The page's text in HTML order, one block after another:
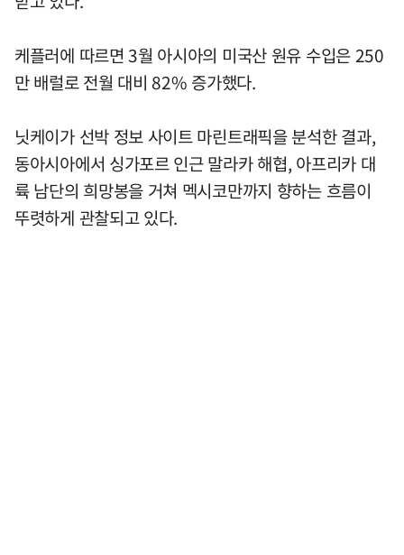
케플러에 따르면 3월 아시아의 미국산 원유 수입은 250
만 배럴로 전월 대비 82% 증가했다.
닛케이가 선박 정보 사이트 마린트래픽을 분석한 결과,
동아시아에서 싱가포르 인근 말라카 해협, 아프리카 대
륙 남단의 희망봉을 거쳐 멕시코만까지 향하는 흐름이
뚜렷하게 관찰되고 있다.